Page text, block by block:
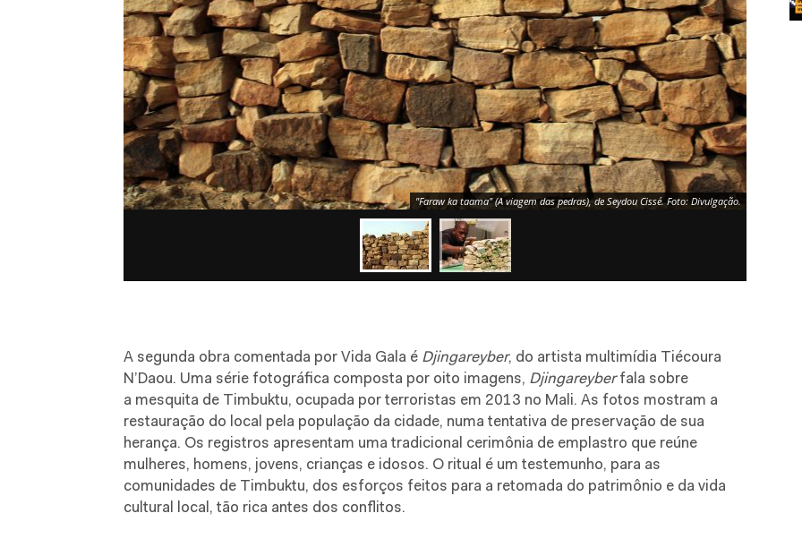
"Faraw ka taama" (A viagem das pedras), de Seydou Cissé. Foto: Divulgação.
A segunda obra comentada por Vida Gala é Djingareyber, do artista multimídia Tiécoura
N’Daou. Uma série fotográfica composta por oito imagens, Djingareyberfala sobre
a mesquita de Timbuktu, ocupada por terroristas em 2013 no Mali. As fotos mostram a
restauração do local pela população da cidade, numa tentativa de preservação de sua
herança. Os registros apresentam uma tradicional cerimônia de emplastro que reúne
mulheres, homens, jovens, crianças e idosos. O ritual é um testemunho, para as
comunidades de Timbuktu, dos esforços feitos para a retomada do patrimônio e da vida
cultural local, tão rica antes dos conflitos.